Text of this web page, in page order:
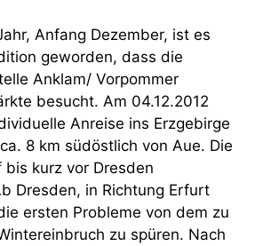
Anfang Dezember, ist es
geworden, dass die
Anklam/ Vorpommer
besucht. Am 04.12.2012
Anreise ins Erzgebirge
8 km südöstlich von Aue. Die
bis kurz vor Dresden
Dresden, in Richtung Erfurt
ersten Probleme von dem zu
zu spüren. Nach